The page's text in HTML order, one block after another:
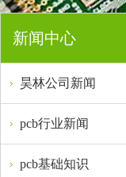
新闻中心
昊林公司新闻
pcb行业新闻
pcb基础知识